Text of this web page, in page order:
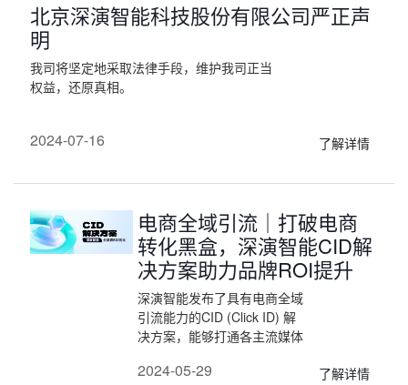
北京深演智能科技股份有限公司严正声
明
我司将坚定地采取法律手段，维护我司正当
权益，还原真相。
2024-07-16 了解详情
电商全域引流｜打破电商
转化黑盒，深演智能CID解
决方案助力品牌ROI提升
深演智能发布了具有电商全域
引流能力的CID (Click ID) 解
决方案，能够打通各主流媒体
全域营销，精准归因，实时追
2024-05-29 了解详情